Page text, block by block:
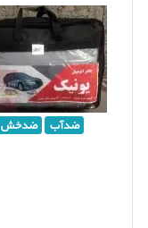
ضدآب ضدخش